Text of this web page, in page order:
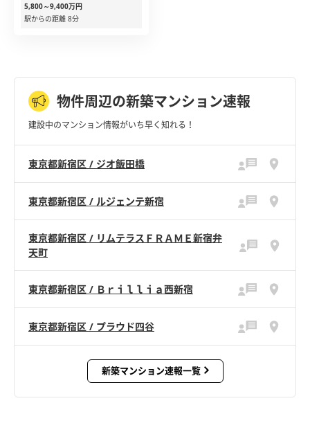
5,800～9,400万円
駅からの距離 8分
物件周辺の新築マンション速報
建設中のマンション情報がいち早く知れる！
東京都新宿区 / ジオ飯田橋
東京都新宿区 / ルジェンテ新宿
東京都新宿区 / リムテラスＦＲＡＭＥ新宿弁
天町
東京都新宿区 / Ｂｒｉｌｌｉａ西新宿
東京都新宿区 / プラウド四谷
新築マンション速報一覧